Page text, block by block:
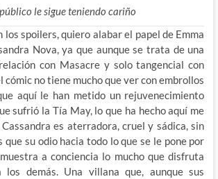
le sigue teniendo cariño
los spoilers, quiero alabar el papel de Emma
Nova, ya que aunque se trata de una
con Masacre y solo tangencial con
cómic no tiene mucho que ver con embrollos
aquí le han metido un rejuvenecimiento
sufrió la Tía May, lo que ha hecho aquí me
Cassandra es aterradora, cruel y sádica, sin
que su odio hacia todo lo que se le pone por
a conciencia lo mucho que disfruta
los demás. Una villana que, aunque sus